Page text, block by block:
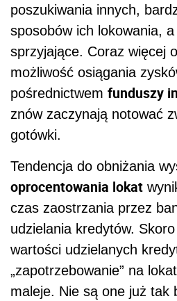
poszukiwania innych,
sposobów ich lokowania,
sprzyjające. Coraz więcej
możliwość osiągania
pośrednictwem funduszy
znów zaczynają notować
gotówki.
Tendencja do obniżania
oprocentowania lokat
czas zaostrzania przez
udzielania kredytów.
wartości udzielanych
„zapotrzebowanie” na
maleje. Nie są one już tak